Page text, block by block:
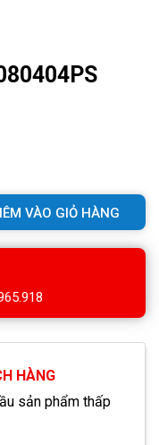
VÀO GIỎ HÀNG
HÀNG
sản phẩm thấp